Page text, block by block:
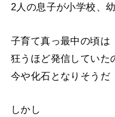
2人の息子が小学校、
子育て真っ最中の頃は
狂うほど発信していた
今や化石となりそうだ
しかし